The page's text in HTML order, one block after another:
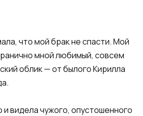
что мой брак не спасти. Мой
мной любимый, совсем
облик — от былого Кирилла
и видела чужого, опустошенного